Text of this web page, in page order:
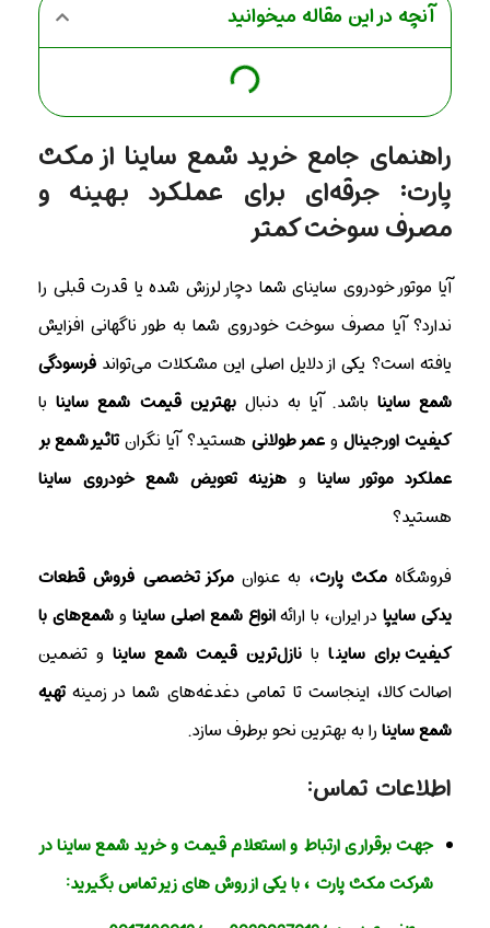
آنچه در این مقاله میخوانید
راهنمای جامع خرید شمع ساینا از مکث
پارت: جرقه‌ای برای عملکرد بهینه و
مصرف سوخت کمتر
آیا موتور خودروی ساینای شما دچار لرزش شده یا قدرت قبلی را
ندارد؟ آیا مصرف سوخت خودروی شما به طور ناگهانی افزایش
یافته است؟ یکی از دلایل اصلی این مشکلات می‌تواند فرسودگی
شمع ساینا باشد. آیا به دنبالبهترین قیمت شمع ساینابا
کیفیت اورجینال وعمر طولانی هستید؟ آیا نگرانتاثیر شمع بر
عملکرد موتور ساینا و هزینه تعویض شمع خودروی ساینا
هستید؟
فروشگاهمکث پارت، به عنوانمرکز تخصصی فروش قطعات
یدکی سایپادر ایران، با ارائهانواع شمع اصلی ساینا وشمع‌های با
کیفیت برای ساینا با نازل‌ترین قیمت شمع ساینا و تضمین
اصالت کالا، اینجاست تا تمامی دغدغه‌های شما در زمینه تهیه
شمع ساینارا به بهترین نحو برطرف سازد.
اطلاعات تماس:
جهت برقراری ارتباط و استعلام قیمت و خرید شمع ساینا در
شرکت مکث پارت ، با یکی از روش های زیر تماس بگیرید: